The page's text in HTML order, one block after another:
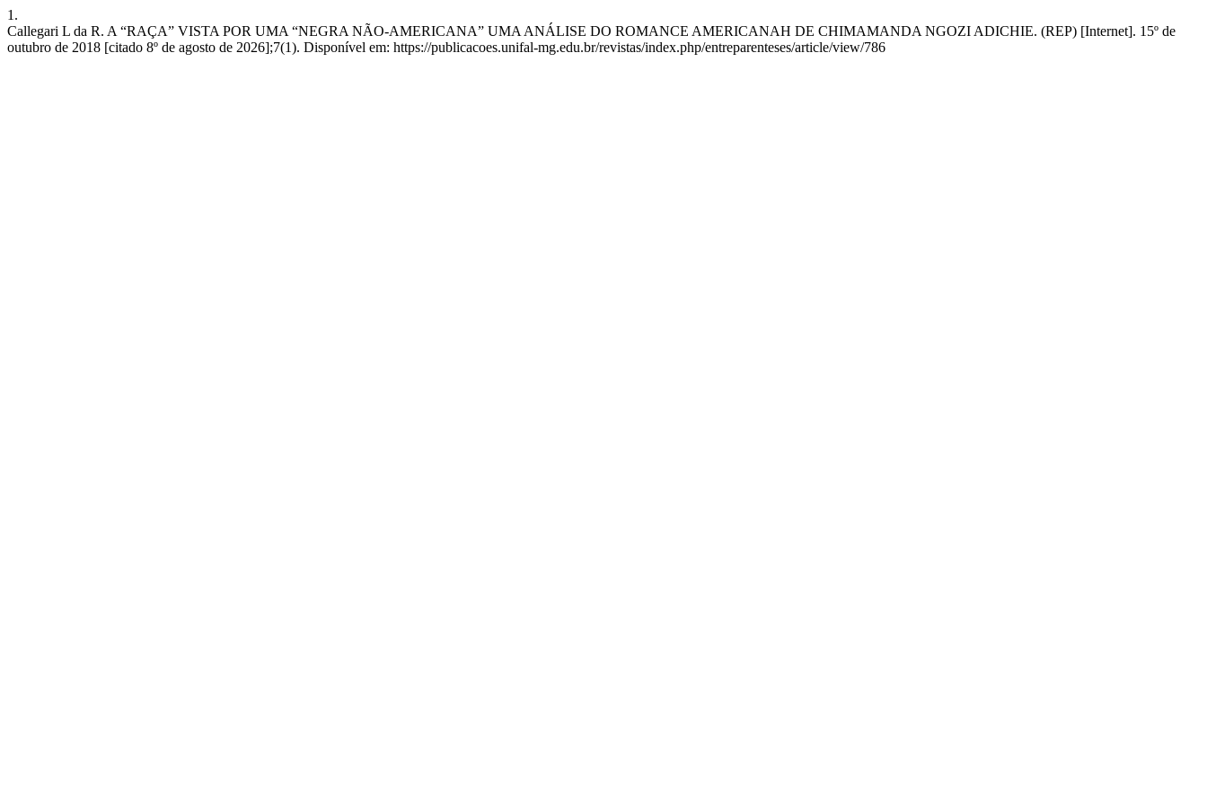
1.
Callegari L da R. A “RAÇA” VISTA POR UMA “NEGRA NÃO-AMERICANA” UMA ANÁLISE DO ROMANCE AMERICANAH DE CHIMAMANDA NGOZI ADICHIE. (REP) [Internet]. 15º de
outubro de 2018 [citado 8º de agosto de 2026];7(1). Disponível em: https://publicacoes.unifal-mg.edu.br/revistas/index.php/entreparenteses/article/view/786